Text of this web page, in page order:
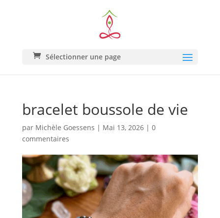
Sélectionner une page
bracelet boussole de vie
par Michèle Goessens | Mai 13, 2026| 0
commentaires